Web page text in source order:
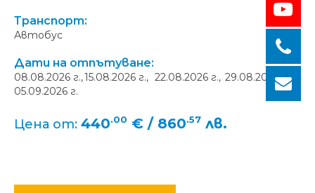
Транспорт:
Автобус
Дати на отпътуване:
08.08.2026 г.,15.08.2026 г., 22.08.2026 г.,29.08.2026 г.,
05.09.2026 г.
Цена от: 440.00 € / 860.57 лв.